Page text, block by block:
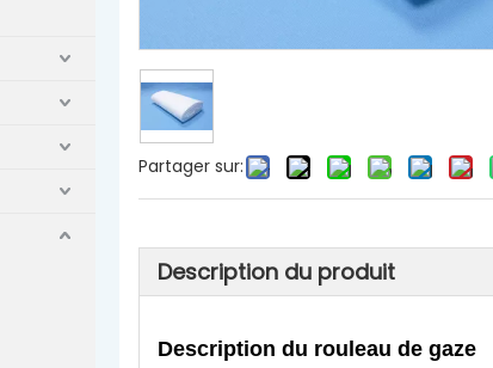
Partager sur:
Description du produit
Description du rouleau de gaze